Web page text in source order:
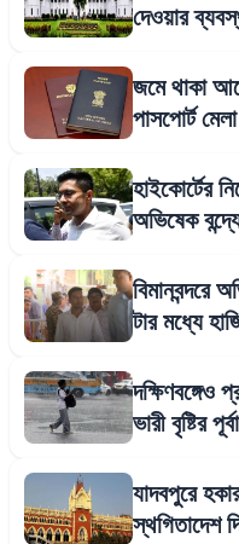
দেওয়ার
জমে থাকা
পাসপোর্ট মেলা
হাইকোর্টের
অভিষেক
বিমানবন্দরে
টার মধ্যে
দক্ষিণবঙ্গেও
ভারী বৃষ্টির
যাদবপুরে
স্থগিতাদেশ